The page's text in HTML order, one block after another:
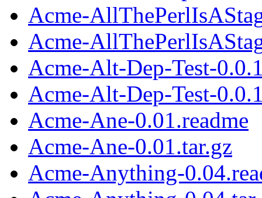
Acme-
Acme-
Acme-Alt-Dep-Test-
Acme-Alt-Dep-Test-
Acme-Ane-0.01.readme
Acme-Ane-0.01.tar.gz
Acme-Anything-